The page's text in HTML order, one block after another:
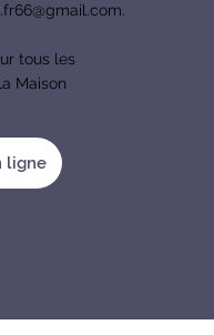
ligne
.
tous les
Maison